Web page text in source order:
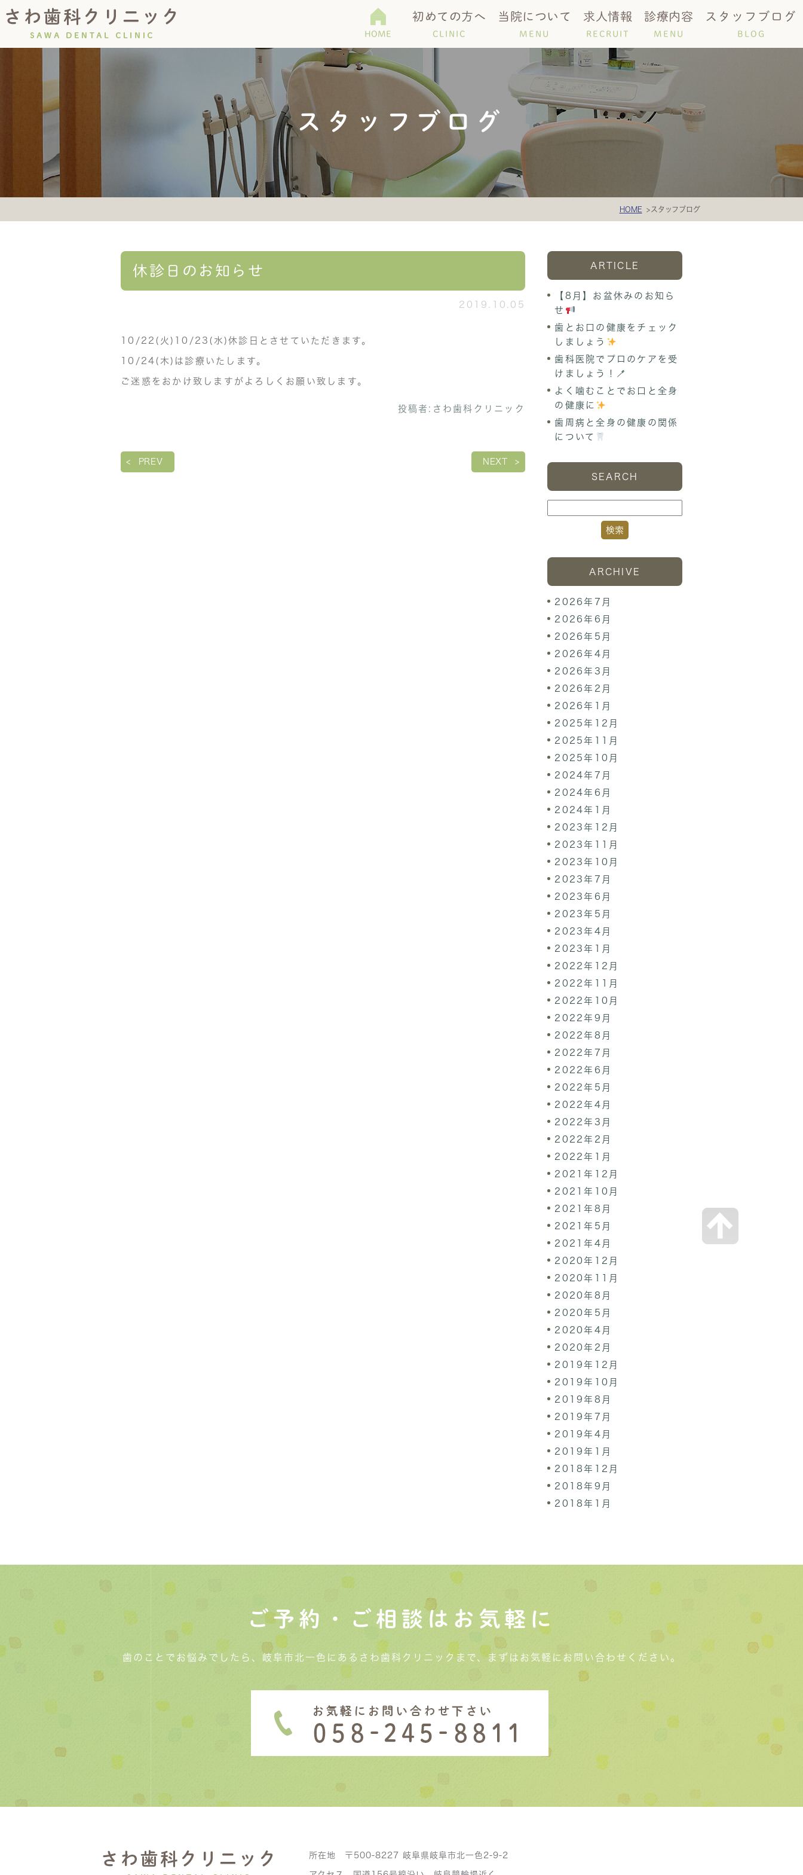
HOME
初めての方へ
CLINIC
初診について
当院について
MENU
コンセプト アクセス・診療時間
求人情報
RECRUIT
診療内容
MENU
小児歯科 歯周病・口臭 唾液検査
義歯(入れ歯) ホワイトニング マタニティー歯科
スタッフブログ
BLOG
スタッフブログ
HOME スタッフブログ
休診日のお知らせ
2019.10.05
10/22(火)10/23(水)休診日とさせていただきます。
10/24(木)は診療いたします。
ご迷惑をおかけ致しますがよろしくお願い致します。
投稿者: さわ歯科クリニック
PREV NEXT
ARTICLE
【8月】お盆休みのお知ら
せ
歯とお口の健康をチェック
しましょう
歯科医院でプロのケアを受
けましょう！🪥
よく噛むことでお口と全身
の健康に
歯周病と全身の健康の関係
について
SEARCH
ARCHIVE
2026年7月
2026年6月
2026年5月
2026年4月
2026年3月
2026年2月
2026年1月
2025年12月
2025年11月
2025年10月
2024年7月
2024年6月
2024年1月
2023年12月
2023年11月
2023年10月
2023年7月
2023年6月
2023年5月
2023年4月
2023年1月
2022年12月
2022年11月
2022年10月
2022年9月
2022年8月
2022年7月
2022年6月
2022年5月
2022年4月
2022年3月
2022年2月
2022年1月
2021年12月
2021年10月
2021年8月
2021年5月
2021年4月
2020年12月
2020年11月
2020年8月
2020年5月
2020年4月
2020年2月
2019年12月
2019年10月
2019年8月
2019年7月
2019年4月
2019年1月
2018年12月
2018年9月
2018年1月
ご予約・ご相談はお気軽に
歯のことでお悩みでしたら、岐阜市北一色にあるさわ歯科クリニックまで、まずはお気軽にお問い合わせください。
所在地 〒500-8227 岐阜県岐阜市北一色2-9-2